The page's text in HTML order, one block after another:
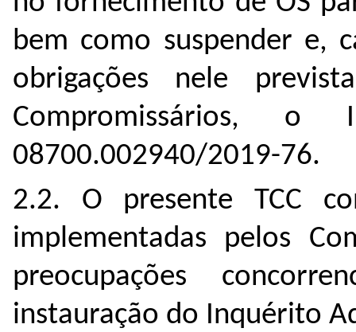
bem como suspender e,
obrigações nele
Compromissários, o
08700.002940/2019-76.
2.2. O presente TCC
implementadas pelos
preocupações
instauração do Inquérito